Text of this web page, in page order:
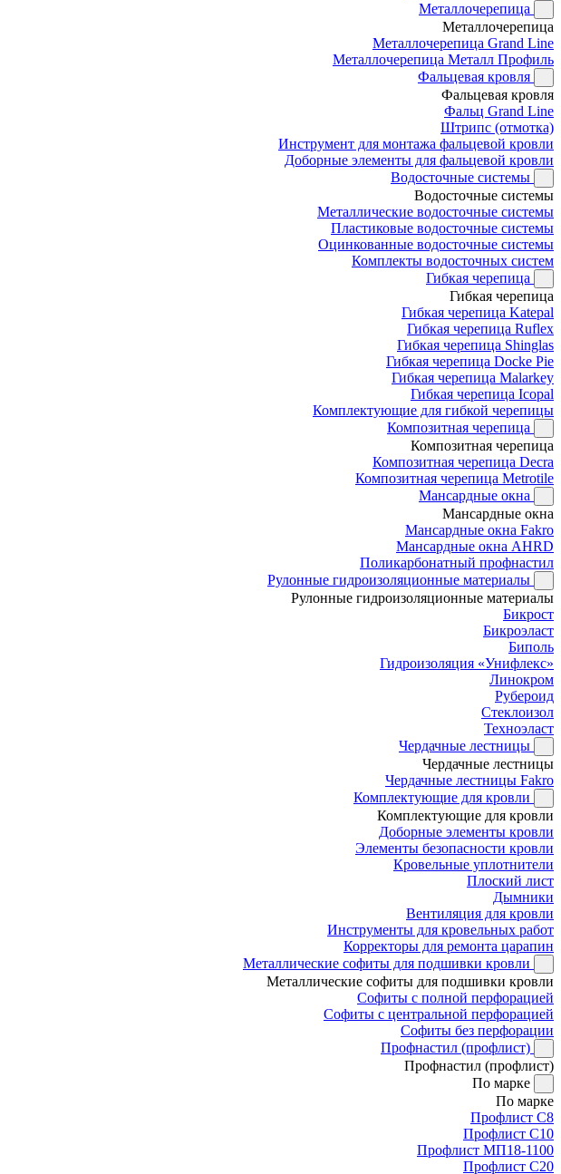
Металлочерепица
Металлочерепица
Металлочерепица Grand Line
Металлочерепица Металл Профиль
Фальцевая кровля
Фальцевая кровля
Фальц Grand Line
Штрипс (отмотка)
Инструмент для монтажа фальцевой кровли
Доборные элементы для фальцевой кровли
Водосточные системы
Водосточные системы
Металлические водосточные системы
Пластиковые водосточные системы
Оцинкованные водосточные системы
Комплекты водосточных систем
Гибкая черепица
Гибкая черепица
Гибкая черепица Katepal
Гибкая черепица Ruflex
Гибкая черепица Shinglas
Гибкая черепица Docke Pie
Гибкая черепица Malarkey
Гибкая черепица Icopal
Комплектующие для гибкой черепицы
Композитная черепица
Композитная черепица
Композитная черепица Decra
Композитная черепица Metrotile
Мансардные окна
Мансардные окна
Мансардные окна Fakro
Мансардные окна AHRD
Поликарбонатный профнастил
Рулонные гидроизоляционные материалы
Рулонные гидроизоляционные материалы
Бикрост
Бикроэласт
Биполь
Гидроизоляция «Унифлекс»
Линокром
Рубероид
Стеклоизол
Техноэласт
Чердачные лестницы
Чердачные лестницы
Чердачные лестницы Fakro
Комплектующие для кровли
Комплектующие для кровли
Доборные элементы кровли
Элементы безопасности кровли
Кровельные уплотнители
Плоский лист
Дымники
Вентиляция для кровли
Инструменты для кровельных работ
Корректоры для ремонта царапин
Металлические софиты для подшивки кровли
Металлические софиты для подшивки кровли
Софиты с полной перфорацией
Софиты с центральной перфорацией
Софиты без перфорации
Профнастил (профлист)
Профнастил (профлист)
По марке
По марке
Профлист С8
Профлист С10
Профлист МП18-1100
Профлист С20